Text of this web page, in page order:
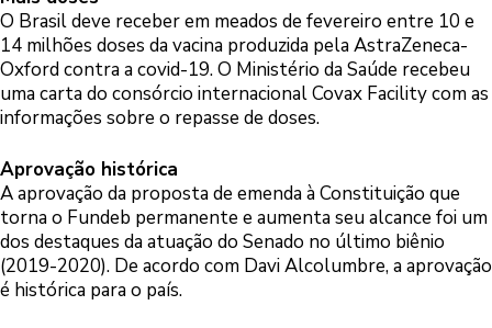
O Brasil deve receber em meados de fevereiro entre 10 e
14 milhões doses da vacina produzida pela AstraZeneca-
Oxford contra a covid-19. O Ministério da Saúde recebeu
uma carta do consórcio internacional Covax Facility com as
informações sobre o repasse de doses.
Aprovação histórica
A aprovação da proposta de emenda à Constituição que
torna o Fundeb permanente e aumenta seu alcance foi um
dos destaques da atuação do Senado no último biênio
(2019-2020). De acordo com Davi Alcolumbre, a aprovação
é histórica para o país.